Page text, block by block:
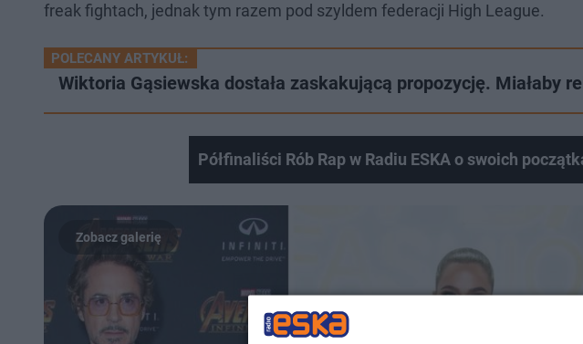
freak fightach, jednak tym razem pod szyldem federacji High League.
POLECANY ARTYKUŁ:
Wiktoria Gąsiewska dostała zaskakującą propozycję. Miałaby
Półfinaliści Rób Rap w Radiu ESKA o swoich